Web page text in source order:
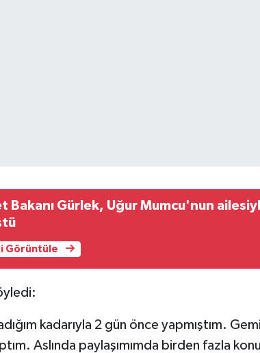
Bakanı Gürlek, Uğur Mumcu'nun
Görüntüle
kadarıyla 2 gün önce yapmıştım.
Aslında paylaşımımda birden fazla